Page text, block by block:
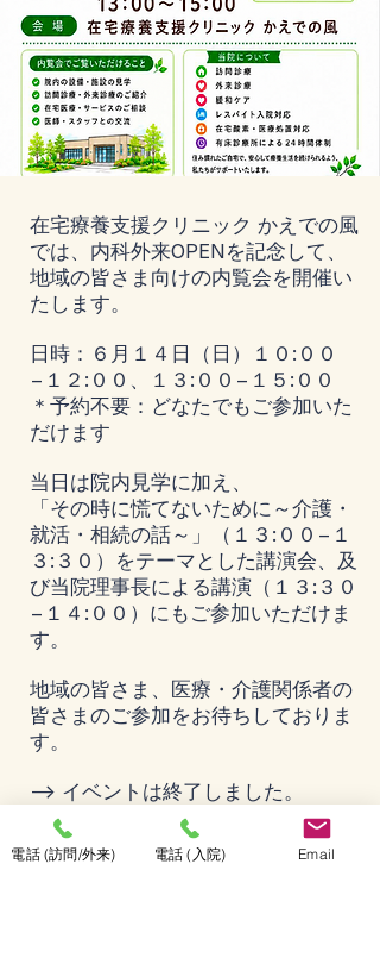
在宅療養支援クリニック かえでの風
では、内科外来OPENを記念して、
地域の皆さま向けの内覧会を開催い
たします。
日時：６月１４日（日）１０:００
−１２:００、１３:００−１５:００
＊予約不要：どなたでもご参加いた
だけます
当日は院内見学に加え、
「その時に慌てないために～介護・
就活・相続の話～」（１３:００−１
３:３０）をテーマとした講演会、及
び当院理事長による講演（１３:３０
−１４:００）にもご参加いただけま
す。
地域の皆さま、医療・介護関係者の
皆さまのご参加をお待ちしておりま
す。
--> イベントは終了しました。
当日の内容は後日ブログでご紹介し
ます。ご参加ありがとうございまし
た。
電話 (訪問/外来) 電話 (入院) Email